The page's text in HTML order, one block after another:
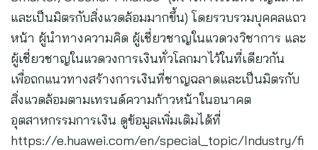
และเป็นมิตรกับสิ่งแวดล้อมมากขึ้น) โดยรวบรวมบุคคลแถว
หน้า ผู้นำทางความคิด ผู้เชี่ยวชาญในแวดวงวิชาการ และ
ผู้เชี่ยวชาญในแวดวงการเงินทั่วโลกมาไว้ในที่เดียวกัน
เพื่อถกแนวทางสร้างการเงินที่ชาญฉลาดและเป็นมิตรกับ
สิ่งแวดล้อมตามเทรนด์ความก้าวหน้าในอนาคต
อุตสาหกรรมการเงิน ดูข้อมูลเพิ่มเติมได้ที่
https://e.huawei.com/en/special_topic/Industry/fi